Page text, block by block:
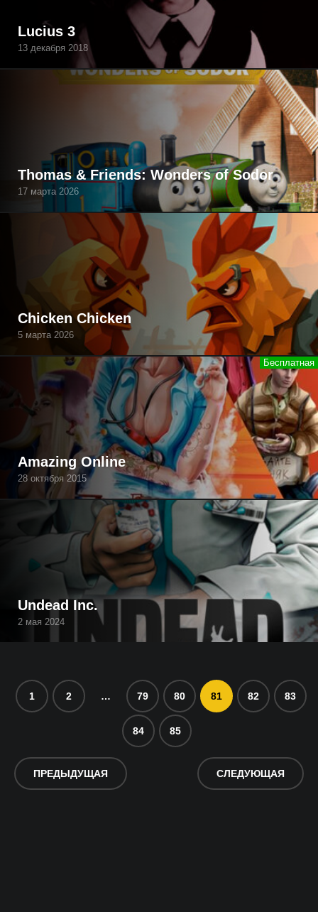
Lucius 3
13 декабря 2018
Thomas & Friends: Wonders of Sodor
17 марта 2026
Chicken Chicken
5 марта 2026
Amazing Online
28 октября 2015
Undead Inc.
2 мая 2024
ПРЕДЫДУЩАЯ
1 2 … 79 80 81 82 83
84 85
СЛЕДУЮЩАЯ